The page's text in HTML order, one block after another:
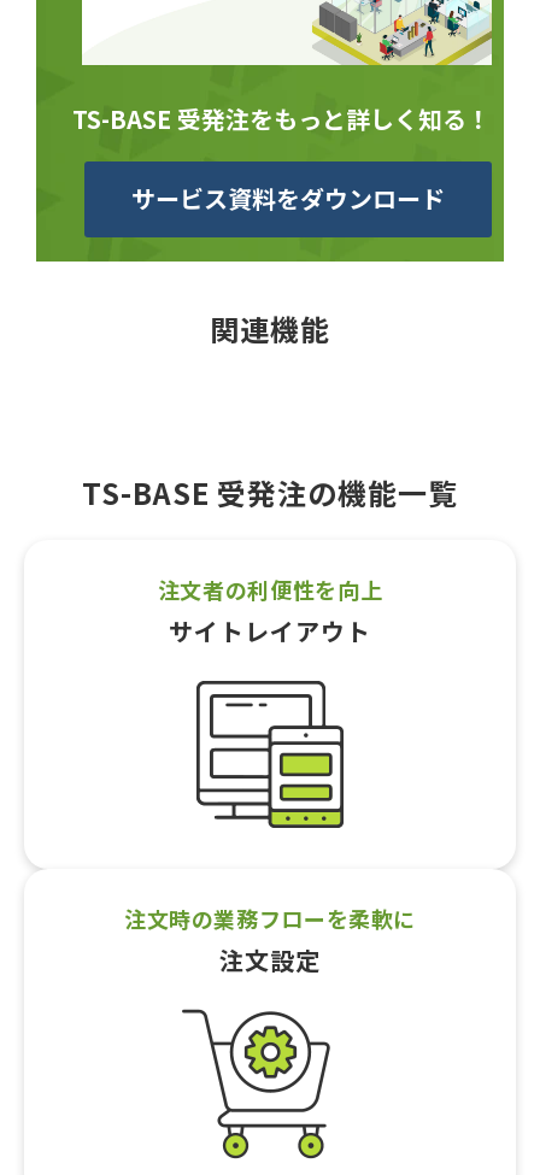
TS-BASE 受発注をもっと詳しく知る！
サービス資料をダウンロード
関連機能
TS-BASE 受発注の機能一覧
注文者の利便性を向上
サイトレイアウト
注文時の業務フローを柔軟に
注文設定